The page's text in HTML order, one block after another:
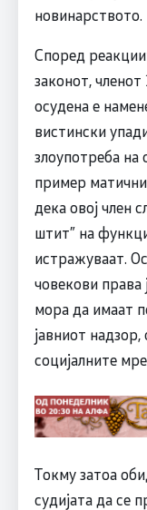
новинарството.
Според
законот,
осудена е
вистински
злоупотреба на
пример
дека овој член
штит” на
истражуваат.
човекови права
мора да имаат
јавниот
социјалните
Токму затоа
судијата да се